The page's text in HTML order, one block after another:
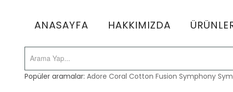
ANASAYFA HAKKIMIZDA
Popüler aramalar:Adore Coral Cotton Fusion Symphony